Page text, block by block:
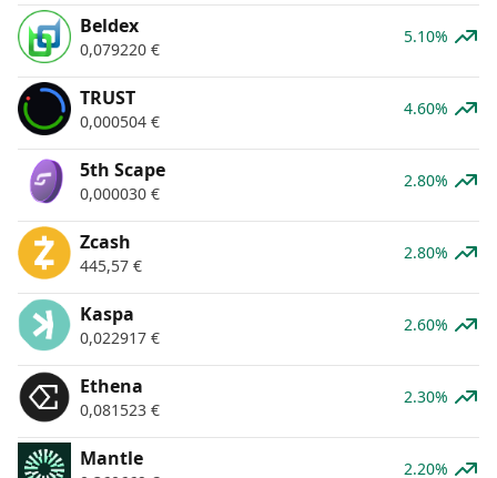
Beldex
0,079220 €
5.10%
TRUST
0,000504 €
4.60%
5th Scape
0,000030 €
2.80%
Zcash
445,57 €
2.80%
Kaspa
0,022917 €
2.60%
Ethena
0,081523 €
2.30%
Mantle 2.20%